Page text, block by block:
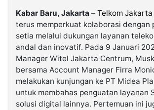
Kabarbaru.co
2026
Kabarbaru
Media
Holding
Kabar Baru, Jakarta – Telkom
terus memperkuat kolaborasi dengan
setia melalui dukungan layanan
andal dan inovatif. Pada 9 Januari
Manager Witel Jakarta Centrum,
bersama Account Manager Firra
melakukan kunjungan ke PT Midea
untuk membahas penguatan layanan
solusi digital lainnya. Pertemuan ini